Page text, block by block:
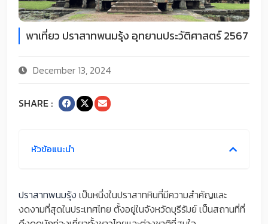
พาเที่ยว ปราสาทพนมรุ้ง อุทยานประวัติศาสตร์ 2567
December 13, 2024
SHARE :
หัวข้อแนะนำ
ปราสาทพนมรุ้ง เป็นหนึ่งในปราสาทหินที่มีความสำคัญและ
งดงามที่สุดในประเทศไทย ตั้งอยู่ในจังหวัดบุรีรัมย์ เป็นสถานที่ที่